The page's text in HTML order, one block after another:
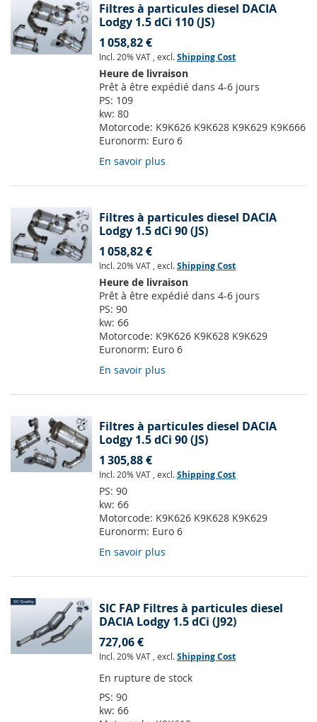
Filtres à particules diesel DACIA
Lodgy 1.5 dCi 110 (JS)
1 058,82 €
Incl. 20% VAT , excl.Shipping Cost
Heure de livraison
Prêt à être expédié dans 4-6 jours
PS: 109
kw: 80
Motorcode: K9K626 K9K628 K9K629 K9K666
Euronorm: Euro 6
En savoir plus
Filtres à particules diesel DACIA
Lodgy 1.5 dCi 90 (JS)
1 058,82 €
Incl. 20% VAT , excl.Shipping Cost
Heure de livraison
Prêt à être expédié dans 4-6 jours
PS: 90
kw: 66
Motorcode: K9K626 K9K628 K9K629
Euronorm: Euro 6
En savoir plus
Filtres à particules diesel DACIA
Lodgy 1.5 dCi 90 (JS)
1 305,88 €
Incl. 20% VAT , excl.Shipping Cost
PS: 90
kw: 66
Motorcode: K9K626 K9K628 K9K629
Euronorm: Euro 6
En savoir plus
SIC FAP Filtres à particules diesel
DACIA Lodgy 1.5 dCi (J92)
727,06 €
Incl. 20% VAT , excl.Shipping Cost
En rupture de stock
PS: 90
kw: 66